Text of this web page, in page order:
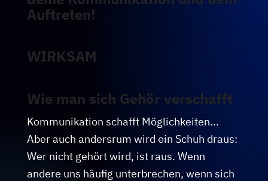
Auftreten!
WIRKSAM
Wie man sich Gehör verschafft
Kommunikation schafft Möglichkeiten...
Aber auch andersrum wird ein Schuh draus:
Wer nicht gehört wird, ist raus. Wenn
andere uns häufig unterbrechen, wenn sich